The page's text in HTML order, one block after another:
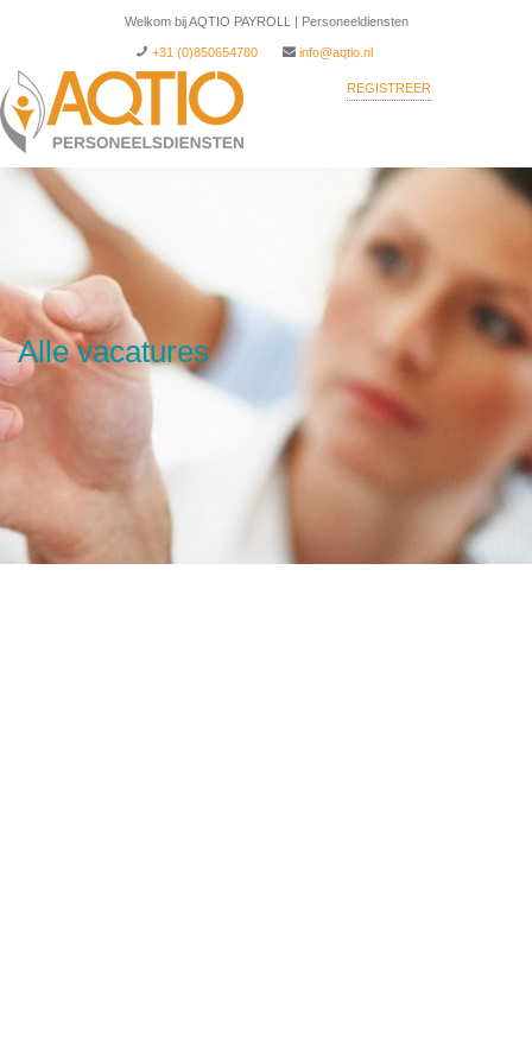
Welkom bij AQTIO PAYROLL | Personeeldiensten
+31 (0)850654780 info@aqtio.nl
REGISTREER
Alle vacatures